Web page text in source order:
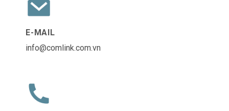
E-MAIL
info@comlink.com.vn